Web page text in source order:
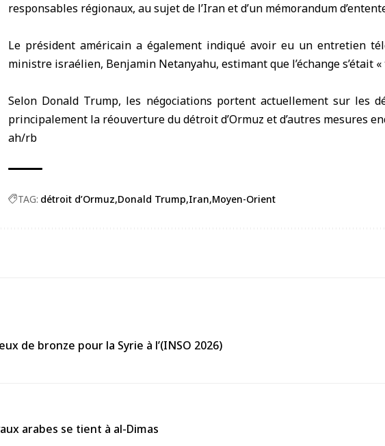
responsables régionaux, au sujet de l’Iranet d’un mémorandum
Le président américain a également indiqué avoir eu un entretien
ministre israélien, Benjamin Netanyahu, estimant que l’échange s’était
Selon Donald Trump, les négociations portent actuellement sur les
principalement la réouverture dudétroit d’Ormuz et d’autres mesures
ah/rb
TAG: détroit d’Ormuz Donald Trump Iran Moyen-Orient
de bronze pour la Syrie à l’(INSO 2026)
arabes se tient à al-Dimas